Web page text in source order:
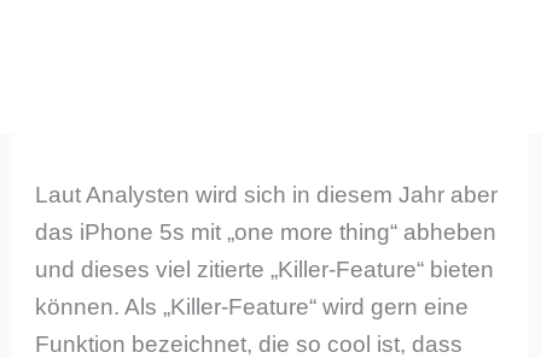
Laut Analysten wird sich in diesem Jahr aber
das iPhone 5s mit „one more thing“ abheben
und dieses viel zitierte „Killer-Feature“ bieten
können. Als „Killer-Feature“ wird gern eine
Funktion bezeichnet, die so cool ist, dass